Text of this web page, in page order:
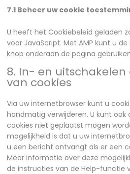
7.1 Beheer uw cookie
U heeft het Cookiebeleid geladen
voor JavaScript. Met AMP kunt u
knop onderaan de pagina
8. In- en
van cookies
Via uw internetbrowser kunt u
handmatig verwijderen. U kunt
cookies niet geplaatst mogen
mogelijkheid is dat u uw
u een bericht ontvangt als er een
Meer informatie over deze
de instructies van de Help-functie